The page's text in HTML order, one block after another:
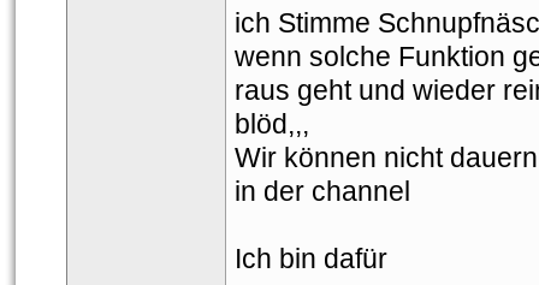
ich Stimme
wenn solche Funktion
raus geht und wieder
blöd,,,
Wir können nicht
in der channel
Ich bin dafür